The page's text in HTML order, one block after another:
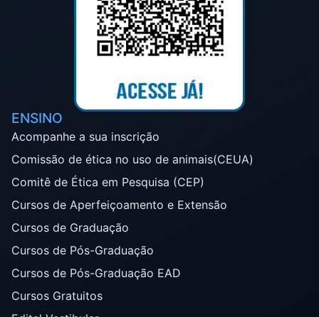
ENSINO
Acompanhe a sua inscrição
Comissão de ética no uso de animais(CEUA)
Comitê de Ética em Pesquisa (CEP)
Cursos de Aperfeiçoamento e Extensão
Cursos de Graduação
Cursos de Pós-Graduação
Cursos de Pós-Graduação EAD
Cursos Gratuitos